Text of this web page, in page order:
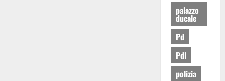
palazzo
ducale
Pd
Pdl
polizia